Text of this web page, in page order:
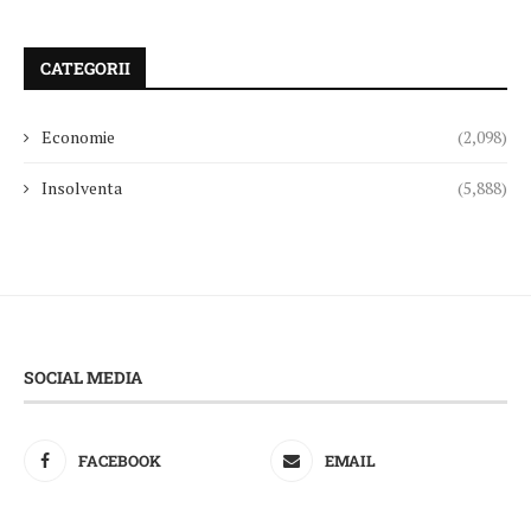
CATEGORII
Economie (2,098)
Insolventa (5,888)
SOCIAL MEDIA
FACEBOOK EMAIL